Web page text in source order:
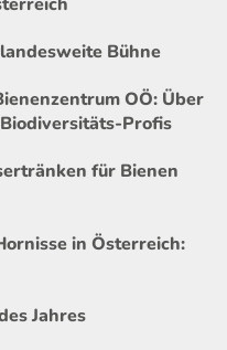
Bühne
OÖ: Über
Profis
für Bienen
in Österreich:
Jahres